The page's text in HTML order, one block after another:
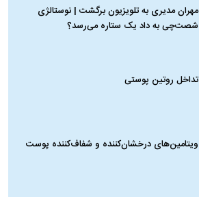
مهران مدیری به تلویزیون برگشت | نوستالژی
شصت‌چی به داد یک ستاره می‌رسد؟
تداخل روتین پوستی
ویتامین‌های درخشان‌کننده و شفاف‌کننده پوست